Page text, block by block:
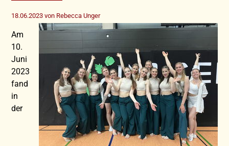
18.06.2023 von Rebecca Unger
Am
10.
Juni
2023
fand
in
der